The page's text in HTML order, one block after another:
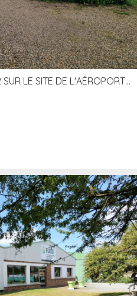
A LOUER BUREAUX DE 301M2 SUR LE SITE DE L'AÉROPORT AGEN LA GARENNE